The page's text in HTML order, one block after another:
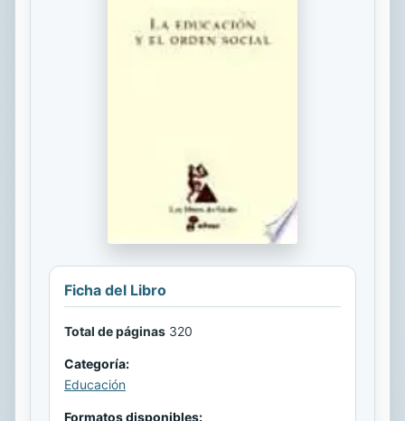
Ficha del Libro
Total de páginas 320
Categoría:
Educación
Formatos disponibles: